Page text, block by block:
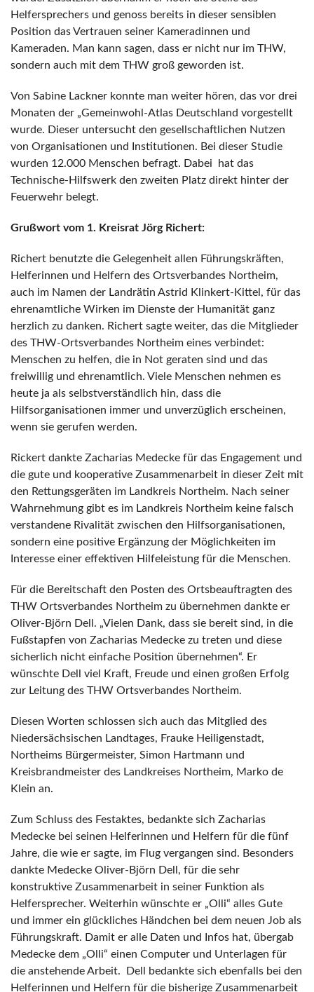
Helfersprechers und genoss bereits in dieser sensiblen
Position das Vertrauen seiner Kameradinnen und
Kameraden. Man kann sagen, dass er nicht nur im THW,
sondern auch mit dem THW groß geworden ist.
Von Sabine Lackner konnte man weiter hören, das vor drei
Monaten der „Gemeinwohl-Atlas Deutschland vorgestellt
wurde. Dieser untersucht den gesellschaftlichen Nutzen
von Organisationen und Institutionen. Bei dieser Studie
wurden 12.000 Menschen befragt. Dabei hat das
Technische-Hilfswerk den zweiten Platz direkt hinter der
Feuerwehr belegt.
Grußwort vom 1. Kreisrat Jörg Richert:
Richert benutzte die Gelegenheit allen Führungskräften,
Helferinnen und Helfern des Ortsverbandes Northeim,
auch im Namen der Landrätin Astrid Klinkert-Kittel, für das
ehrenamtliche Wirken im Dienste der Humanität ganz
herzlich zu danken. Richert sagte weiter, das die Mitglieder
des THW-Ortsverbandes Northeim eines verbindet:
Menschen zu helfen, die in Not geraten sind und das
freiwillig und ehrenamtlich. Viele Menschen nehmen es
heute ja als selbstverständlich hin, dass die
Hilfsorganisationen immer und unverzüglich erscheinen,
wenn sie gerufen werden.
Rickert dankte Zacharias Medecke für das Engagement und
die gute und kooperative Zusammenarbeit in dieser Zeit mit
den Rettungsgeräten im Landkreis Northeim. Nach seiner
Wahrnehmung gibt es im Landkreis Northeim keine falsch
verstandene Rivalität zwischen den Hilfsorganisationen,
sondern eine positive Ergänzung der Möglichkeiten im
Interesse einer effektiven Hilfeleistung für die Menschen.
Für die Bereitschaft den Posten des Ortsbeauftragten des
THW Ortsverbandes Northeim zu übernehmen dankte er
Oliver-Björn Dell. „Vielen Dank, dass sie bereit sind, in die
Fußstapfen von Zacharias Medecke zu treten und diese
sicherlich nicht einfache Position übernehmen“. Er
wünschte Dell viel Kraft, Freude und einen großen Erfolg
zur Leitung des THW Ortsverbandes Northeim.
Diesen Worten schlossen sich auch das Mitglied des
Niedersächsischen Landtages, Frauke Heiligenstadt,
Northeims Bürgermeister, Simon Hartmann und
Kreisbrandmeister des Landkreises Northeim, Marko de
Klein an.
Zum Schluss des Festaktes, bedankte sich Zacharias
Medecke bei seinen Helferinnen und Helfern für die fünf
Jahre, die wie er sagte, im Flug vergangen sind. Besonders
dankte Medecke Oliver-Björn Dell, für die sehr
konstruktive Zusammenarbeit in seiner Funktion als
Helfersprecher. Weiterhin wünschte er „Olli“ alles Gute
und immer ein glückliches Händchen bei dem neuen Job als
Führungskraft. Damit er alle Daten und Infos hat, übergab
Medecke dem „Olli“ einen Computer und Unterlagen für
die anstehende Arbeit. Dell bedankte sich ebenfalls bei den
Helferinnen und Helfern für die bisherige Zusammenarbeit